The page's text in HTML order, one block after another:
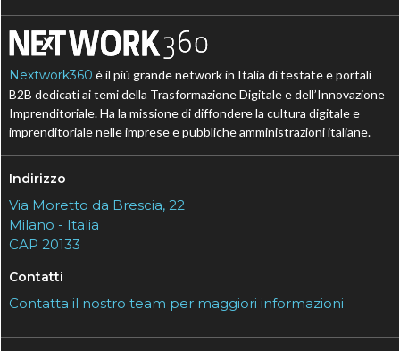
Nextwork360 è il più grande network in Italia di testate e portali
B2B dedicati ai temi della Trasformazione Digitale e dell’Innovazione
Imprenditoriale. Ha la missione di diffondere la cultura digitale e
imprenditoriale nelle imprese e pubbliche amministrazioni italiane.
Indirizzo
Via Moretto da Brescia, 22
Milano - Italia
CAP 20133
Contatti
Contatta il nostro team per maggiori informazioni